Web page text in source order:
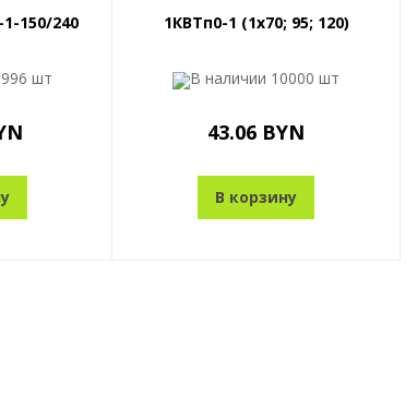
150/240
шт
1КВТп0-1 (1x70; 95; 120)
В наличии 10000 шт
43.06 BYN
В корзину